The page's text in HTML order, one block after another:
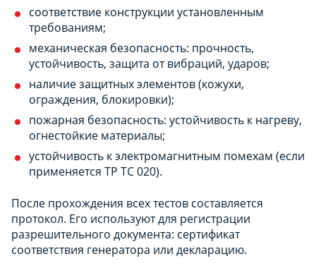
соответствие конструкции установленным
требованиям;
механическая безопасность: прочность,
устойчивость, защита от вибраций, ударов;
наличие защитных элементов (кожухи,
ограждения, блокировки);
пожарная безопасность: устойчивость к нагреву,
огнестойкие материалы;
устойчивость к электромагнитным помехам (если
применяется ТР ТС 020).
После прохождения всех тестов составляется
протокол. Его используют для регистрации
разрешительного документа: сертификат
соответствия генератора или декларацию.​